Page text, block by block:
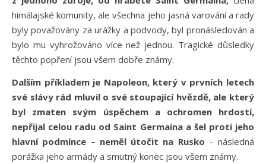
himálajské komunity, ale všechna jeho jasná varování a rady
byly považovány za urážky a podvody, byl pronásledován a
bylo mu vyhrožováno více než jednou. Tragické důsledky
těchto popření jsou všem dobře známy.
Dalším příkladem je Napoleon, který v prvních letech
své slávy rád mluvil o své stoupající hvězdě, ale který
byl zmaten svým úspěchem a ochromen hrdostí,
nepřijal celou radu od Saint Germaina a šel proti jeho
hlavní podmínce – neměl útočit na Rusko – následná
porážka jeho armády a smutný konec jsou všem známy.